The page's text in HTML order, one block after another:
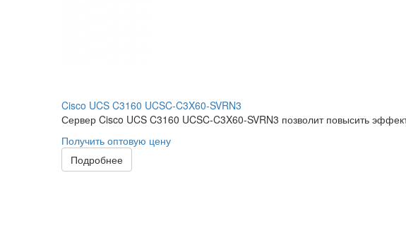
Cisco UCS C3160 UCSC-C3X60-SVRN3
Сервер Cisco UCS C3160 UCSC-C3X60-SVRN3 позволит повысить
Получить оптовую цену
Подробнее